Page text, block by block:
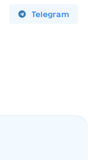
У Telegram